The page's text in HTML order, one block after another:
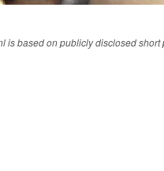
is based on publicly disclosed short